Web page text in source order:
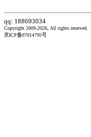
qq: 188693034
Copyright 2009-2026, All rights reserved.
京ICP备07014795号